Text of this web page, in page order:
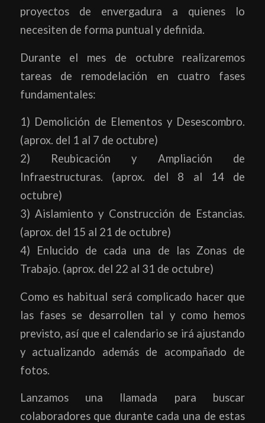
proyectos de envergadura a quienes lo
necesiten de forma puntual y definida.
Durante el mes de octubre realizaremos
tareas de remodelación en cuatro fases
fundamentales:
1) Demolición de Elementos y Desescombro.
(aprox. del 1 al 7 de octubre)
2) Reubicación y Ampliación de
Infraestructuras. (aprox. del 8 al 14 de
octubre)
3) Aislamiento y Construcción de Estancias.
(aprox. del 15 al 21 de octubre)
4) Enlucido de cada una de las Zonas de
Trabajo. (aprox. del 22 al 31 de octubre)
Como es habitual será complicado hacer que
las fases se desarrollen tal y como hemos
previsto, así que el calendario se irá ajustando
y actualizando además de acompañado de
fotos.
Lanzamos una llamada para buscar
colaboradores que durante cada una de estas